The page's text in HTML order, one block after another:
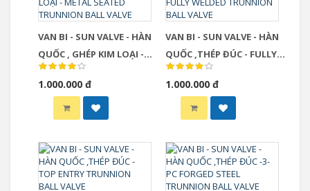
VAN BI - SUN VALVE - HÀN
QUỐC , GHÉP KIM LOẠI -
METAL SEATED TRUNNION
BALL VALVE
1.000.000 đ
VAN BI - SUN VALVE - HÀN
QUỐC ,THÉP ĐÚC - FULLY
WELDED TRUNNION BALL
VALVE
1.000.000 đ